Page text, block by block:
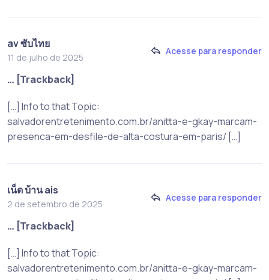
av ซับไทย
11 de julho de 2025
Acesse para responder
… [Trackback]
[…] Info to that Topic:
salvadorentretenimento.com.br/anitta-e-gkay-marcam-
presenca-em-desfile-de-alta-costura-em-paris/ […]
เน็ต บ้าน ais
2 de setembro de 2025
Acesse para responder
… [Trackback]
[…] Info to that Topic:
salvadorentretenimento.com.br/anitta-e-gkay-marcam-